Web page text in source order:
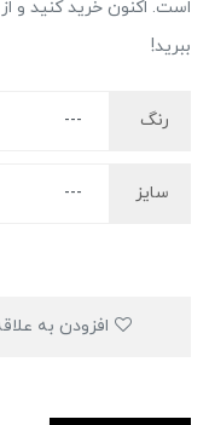
است. اکنون خرید کنید و
ببرید!
رنگ
سایز